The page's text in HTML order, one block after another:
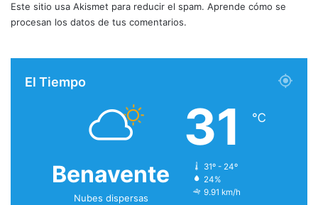
Este sitio usa Akismet para reducir el spam. Aprende cómo se
procesan los datos de tus comentarios.
El Tiempo
Benavente
Nubes dispersas
31 ℃
31º - 24º
24%
9.91 km/h